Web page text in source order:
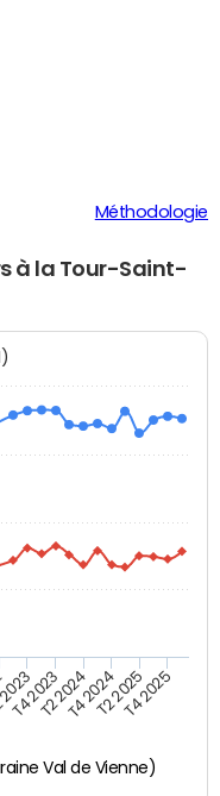
Méthodologie
à la Tour-Saint-
Val de Vienne)
T4 2023T2 2024T4 2024T2 2025T4 2025